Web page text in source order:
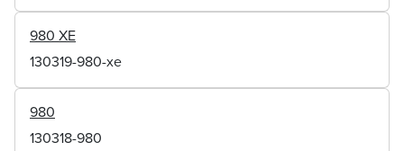
980 XE
130319-980-xe
980
130318-980